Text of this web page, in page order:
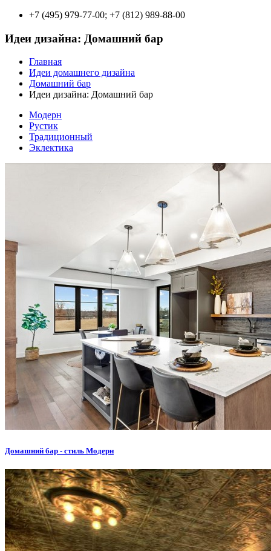
+7 (495) 979-77-00; +7 (812) 989-88-00
Идеи дизайна: Домашний бар
Главная
Идеи домашнего дизайна
Домашний бар
Идеи дизайна: Домашний бар
Модерн
Рустик
Традиционный
Эклектика
Домашний бар - стиль Модерн